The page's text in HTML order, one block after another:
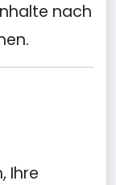
nach
Ihre